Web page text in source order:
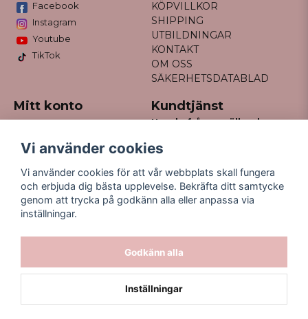
Facebook
Instagram
Youtube
TikTok
KÖPVILLKOR
SHIPPING
UTBILDNINGAR
KONTAKT
OM OSS
SÄKERHETSDATABLAD
Mitt konto
Registrera dig
Glömt lösenord?
Kundtjänst
Har du frågor gällande
kontakt@missfancy.se
Vi använder cookies
Vi använder cookies för att vår webbplats skall fungera
och erbjuda dig bästa upplevelse. Bekräfta ditt samtycke
genom att trycka på godkänn alla eller anpassa via
inställningar.
Godkänn alla
Inställningar